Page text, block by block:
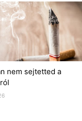
nem sejtetted a